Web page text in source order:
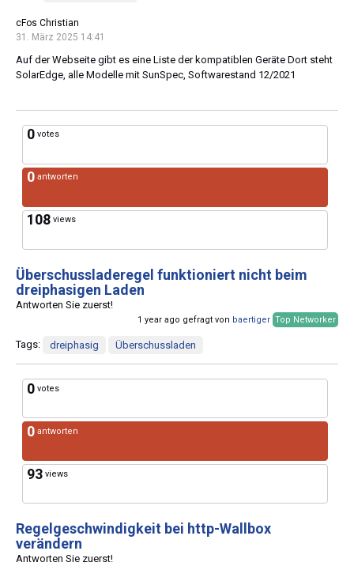
cFos Christian
31. März 2025 14:41
Auf der Webseite gibt es eine Liste der kompatiblen Geräte Dort steht
SolarEdge, alle Modelle mit SunSpec, Softwarestand 12/2021
0 votes
0 antworten
108 views
Überschussladeregel funktioniert nicht beim
dreiphasigen Laden
Antworten Sie zuerst!
1 year ago gefragt von baertiger Top Networker
Tags: dreiphasig Überschussladen
0 votes
0 antworten
93 views
Regelgeschwindigkeit bei http-Wallbox
verändern
Antworten Sie zuerst!